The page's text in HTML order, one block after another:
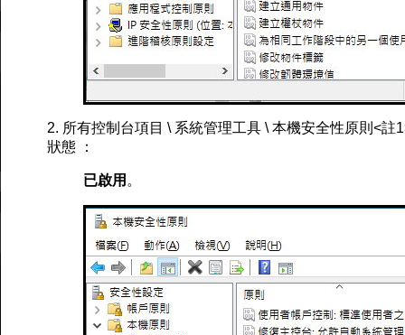
2. 所有控制台項目 \ 系統管理工具 \ 本機安全性原則<
狀態 ：
已啟用 。